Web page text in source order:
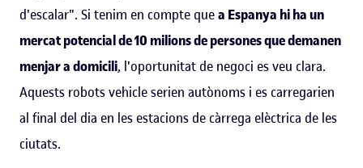
d'escalar". Si tenim en compte quea Espanya hi ha un
mercat potencial de 10 milions de persones que demanen
menjar a domicili, l'oportunitat de negoci es veu clara.
Aquests robots vehicle serien autònoms i es carregarien
al final del dia en les estacions de càrrega elèctrica de les
ciutats.